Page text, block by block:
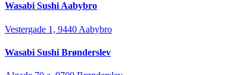
Wasabi Sushi Aabybro
Vestergade 1, 9440 Aabybro
Wasabi Sushi Brønderslev